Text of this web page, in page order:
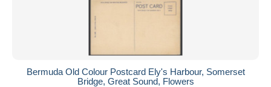
Bermuda Old Colour Postcard Ely's Harbour, Somerset
Bridge, Great Sound, Flowers